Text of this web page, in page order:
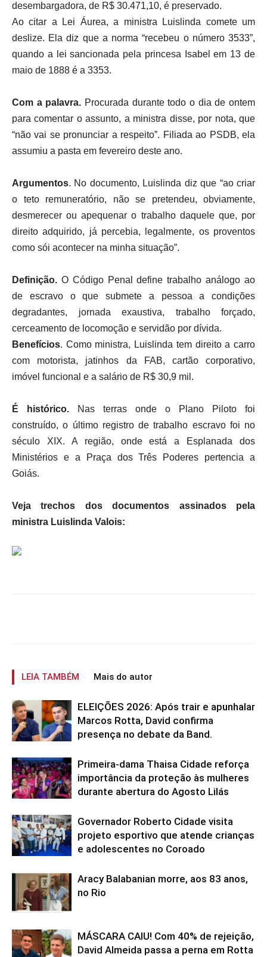
desembargadora, de R$ 30.471,10, é preservado.
Ao citar a Lei Áurea, a ministra Luislinda comete um
deslize. Ela diz que a norma “recebeu o número 3533”,
quando a lei sancionada pela princesa Isabel em 13 de
maio de 1888 é a 3353.
Com a palavra. Procurada durante todo o dia de ontem
para comentar o assunto, a ministra disse, por nota, que
“não vai se pronunciar a respeito”. Filiada ao PSDB, ela
assumiu a pasta em fevereiro deste ano.
Argumentos. No documento, Luislinda diz que “ao criar
o teto remuneratório, não se pretendeu, obviamente,
desmerecer ou apequenar o trabalho daquele que, por
direito adquirido, já percebia, legalmente, os proventos
como sói acontecer na minha situação”.
Definição. O Código Penal define trabalho análogo ao
de escravo o que submete a pessoa a condições
degradantes, jornada exaustiva, trabalho forçado,
cerceamento de locomoção e servidão por dívida.
Benefícios. Como ministra, Luislinda tem direito a carro
com motorista, jatinhos da FAB, cartão corporativo,
imóvel funcional e a salário de R$ 30,9 mil.
É histórico. Nas terras onde o Plano Piloto foi
construído, o último registro de trabalho escravo foi no
século XIX. A região, onde está a Esplanada dos
Ministérios e a Praça dos Três Poderes pertencia a
Goiás.
Veja trechos dos documentos assinados pela
ministra Luislinda Valois:
LEIA TAMBÉM Mais do autor
ELEIÇÕES 2026: Após trair e apunhalar
Marcos Rotta, David confirma
presença no debate da Band.
Primeira-dama Thaisa Cidade reforça
importância da proteção às mulheres
durante abertura do Agosto Lilás
Governador Roberto Cidade visita
projeto esportivo que atende crianças
e adolescentes no Coroado
Aracy Balabanian morre, aos 83 anos,
no Rio
MÁSCARA CAIU! Com 40% de rejeição,
David Almeida passa a perna em Rotta